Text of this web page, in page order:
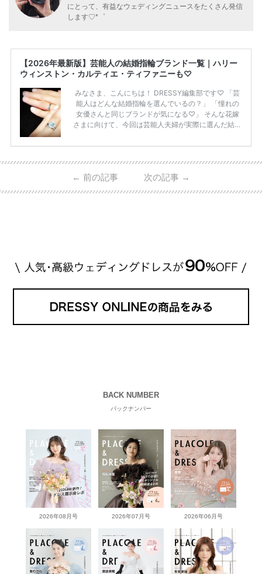
にとって、有益なウェディングニュースをたくさん発信
します♡*゜
【2026年最新版】芸能人の結婚指輪ブランド一覧｜ハリー
ウィンストン・カルティエ・ティファニーも♡
みなさま、こんにちは！ DRESSY編集部です♡ 「芸
能人はどんな結婚指輪を選んでいるの？」 「憧れの
女優さんと同じブランドが気になる♡」 そんな花嫁
さまに向けて、今回は芸能人夫婦が実際に選んだ結婚
ーウィンストンやカルティエ、ティファニーなど世界
日本で人気のブランドまで幅広くご紹介。 さらに、
・愛用している芸能人夫婦 ・リングの特徴や魅力 ・
← 前の記事 次の記事 →
BACK NUMBER
バックナンバー
2026年08月号 2026年07月号 2026年06月号